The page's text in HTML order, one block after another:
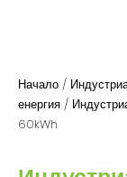
Начало /
енергия /
60kWh